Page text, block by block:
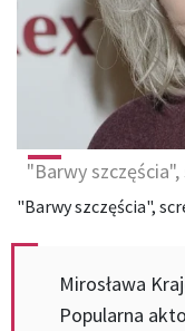
"Barwy szczęścia",
"Barwy szczęścia",
Mirosława
Popularna